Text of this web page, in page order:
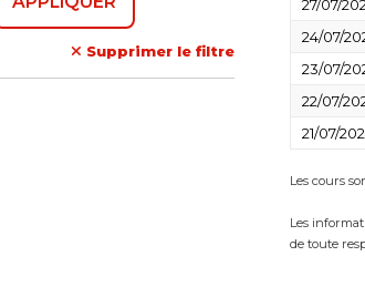
Supprimer le filtre
27/07/
24/07/
23/07/
22/07/
21/07/
Les cours
Les
de toute